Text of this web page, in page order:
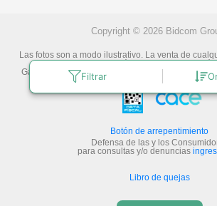
Filtrar
Copyright © 2026 Bidcom
Las fotos son a modo ilustrativo. La venta de
publicados está sujeta a la
Gadnic Tecnología novedosa.
Última actualización:
Botón de arrepentimiento
Defensa de las y los
para consultas y/o denuncias
Libro de quejas